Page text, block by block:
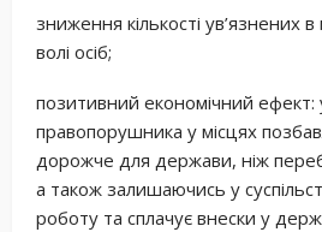
зниження кількості ув’язнених
волі осіб;
позитивний економічний ефект:
правопорушника у місцях
дорожче для держави, ніж
а також залишаючись у
роботу та сплачує внески у